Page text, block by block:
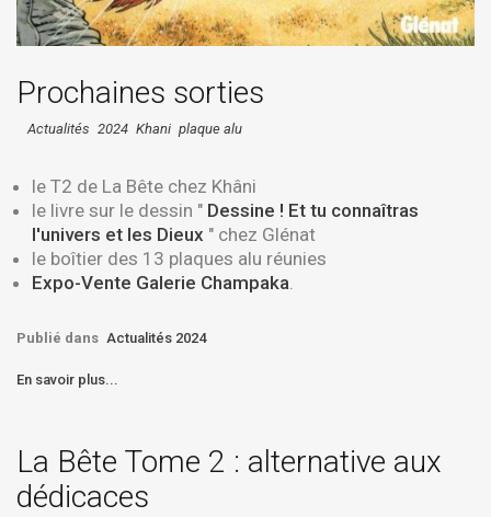
Prochaines sorties
Actualités 2024 Khani plaque alu
le T2 de La Bête chez Khâni
le livre sur le dessin " Dessine ! Et tu connaîtras
l'univers et les Dieux " chez Glénat
le boîtier des 13 plaques alu réunies
Expo-Vente Galerie Champaka.
Publié dans Actualités 2024
En savoir plus...
La Bête Tome 2 : alternative aux
dédicaces